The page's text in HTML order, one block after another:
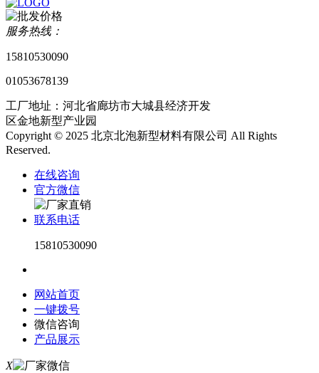
服务热线：
15810530090
01053678139
工厂地址：河北省廊坊市大城县经济开发
区金地新型产业园
Copyright © 2025 北京北泡新型材料有限公司 All Rights
Reserved.
在线咨询
官方微信
联系电话
15810530090
网站首页
一键拨号
微信咨询
产品展示
X